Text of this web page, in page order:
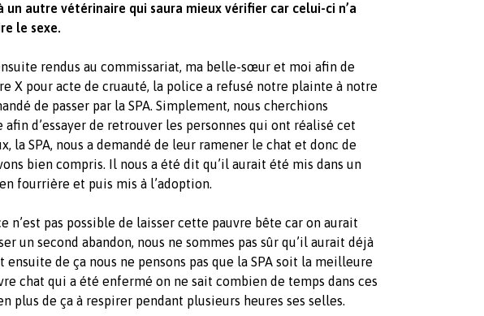
un autre vétérinaire qui saura mieux vérifier car celui-ci n’a
le sexe.
rendus au commissariat, ma belle-sœur et moi afin de
X pour acte de cruauté, la police a refusé notre plainte à notre
de passer par la SPA. Simplement, nous cherchions
afin d’essayer de retrouver les personnes qui ont réalisé cet
la SPA, nous a demandé de leur ramener le chat et donc de
bien compris. Il nous a été dit qu’il aurait été mis dans un
fourrière et puis mis à l’adoption.
n’est pas possible de laisser cette pauvre bête car on aurait
un second abandon, nous ne sommes pas sûr qu’il aurait déjà
de ça nous ne pensons pas que la SPA soit la meilleure
chat qui a été enfermé on ne sait combien de temps dans ces
plus de ça à respirer pendant plusieurs heures ses selles.